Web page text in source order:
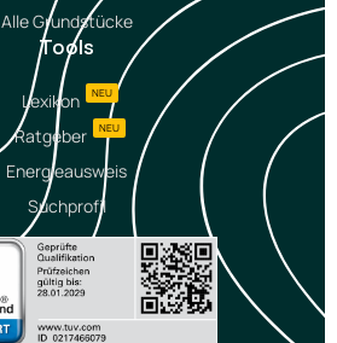
Alle Grundstücke
Tools
Lexikon NEU
Ratgeber NEU
Energieausweis
Suchprofil